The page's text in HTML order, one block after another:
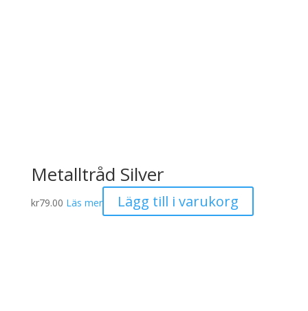
Metalltråd Silver
kr79.00 Läs mer Lägg till i varukorg